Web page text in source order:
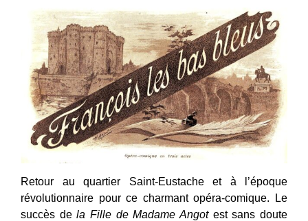
Retour au quartier Saint-Eustache et à l’époque
révolutionnaire pour ce charmant opéra-comique. Le
succès dela Fille de Madame Angotest sans doute